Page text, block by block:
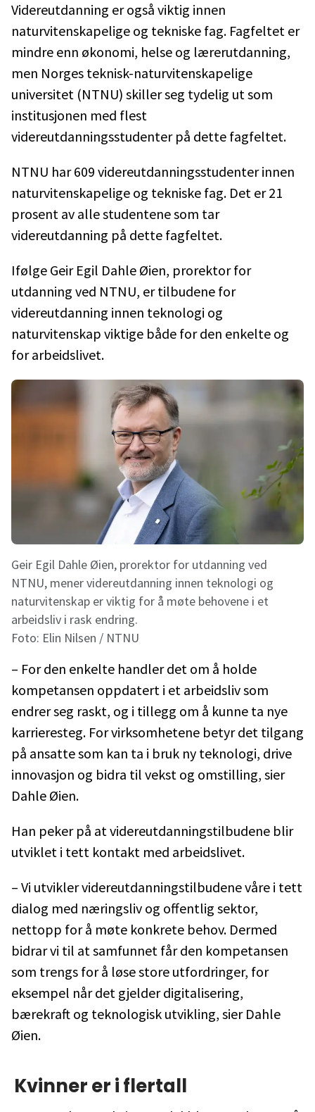
Videreutdanning er også viktig innen
naturvitenskapelige og tekniske fag. Fagfeltet er
mindre enn økonomi, helse og lærerutdanning,
men Norges teknisk-naturvitenskapelige
universitet (NTNU) skiller seg tydelig ut som
institusjonen med flest
videreutdanningsstudenter på dette fagfeltet.
NTNU har 609 videreutdanningsstudenter innen
naturvitenskapelige og tekniske fag. Det er 21
prosent av alle studentene som tar
videreutdanning på dette fagfeltet.
Ifølge Geir Egil Dahle Øien, prorektor for
utdanning ved NTNU, er tilbudene for
videreutdanning innen teknologi og
naturvitenskap viktige både for den enkelte og
for arbeidslivet.
Geir Egil Dahle Øien, prorektor for utdanning ved
NTNU, mener videreutdanning innen teknologi og
naturvitenskap er viktig for å møte behovene i et
arbeidsliv i rask endring.
Foto: Elin Nilsen / NTNU
– For den enkelte handler det om å holde
kompetansen oppdatert i et arbeidsliv som
endrer seg raskt, og i tillegg om å kunne ta nye
karrieresteg. For virksomhetene betyr det tilgang
på ansatte som kan ta i bruk ny teknologi, drive
innovasjon og bidra til vekst og omstilling, sier
Dahle Øien.
Han peker på at videreutdanningstilbudene blir
utviklet i tett kontakt med arbeidslivet.
– Vi utvikler videreutdanningstilbudene våre i tett
dialog med næringsliv og offentlig sektor,
nettopp for å møte konkrete behov. Dermed
bidrar vi til at samfunnet får den kompetansen
som trengs for å løse store utfordringer, for
eksempel når det gjelder digitalisering,
bærekraft og teknologisk utvikling, sier Dahle
Øien.
Kvinner er i flertall